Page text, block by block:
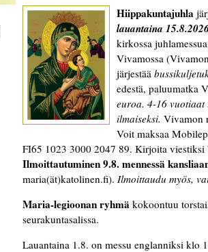
Hiippakuntajuhla
lauantaina
kirkossa
Vivamossa
järjestää
edestä, paluumatka
euroa. 4-16
ilmaiseksi. Vivamon
Voit maksaa
FI65 1023 3000 2047 89. Kirjoita viestiksi
Ilmoittautuminen 9.8. mennessä
maria(ät)katolinen.fi). Ilmoittaudu myös,
Maria-legioonan ryhmä kokoontuu
seurakuntasalissa.
Lauantaina 1.8. on messu englanniksi klo